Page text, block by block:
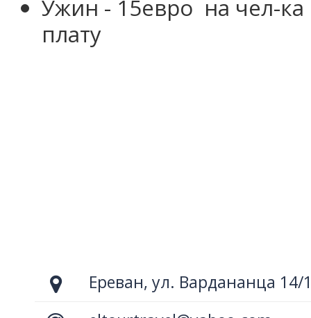
Ужин - 15евро на чел-
плату
Ереван, ул. Вардананца 14/